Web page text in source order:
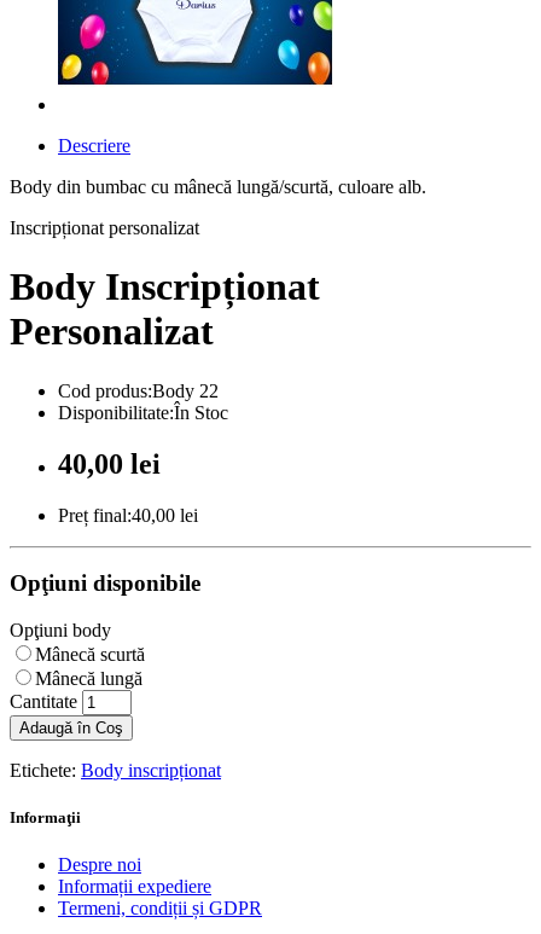
Descriere
Body din bumbac cu mânecă lungă/scurtă, culoare alb.
Inscripționat personalizat
Body Inscripționat
Personalizat
Cod produs:Body 22
Disponibilitate:În Stoc
40,00 lei
Preț final:40,00 lei
Opţiuni disponibile
Opţiuni body
Mânecă scurtă
Mânecă lungă
Cantitate
Adaugă în Coş
Etichete: Body inscripționat
Informaţii
Despre noi
Informații expediere
Termeni, condiții și GDPR